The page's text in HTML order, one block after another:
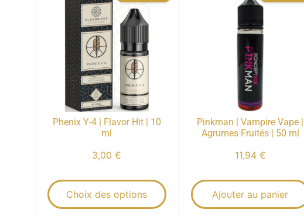
Phenix Y-4 | Flavor Hit | 10
ml
3,00€
Choix des options
Pinkman | Vampire Vape |
Agrumes Fruités | 50 ml
11,94 €
Ajouter au panier